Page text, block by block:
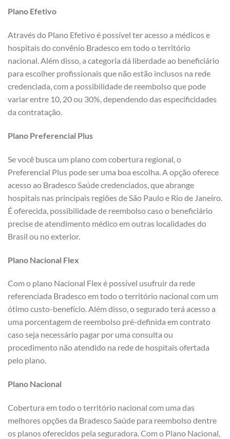
Plano Efetivo
Através do Plano Efetivo é possível ter acesso a médicos e
hospitais do convênio Bradesco em todo o território
nacional. Além disso, a categoria dá liberdade ao beneficiário
para escolher profissionais que não estão inclusos na rede
credenciada, com a possibilidade de reembolso que pode
variar entre 10, 20 ou 30%, dependendo das especificidades
da contratação.
Plano Preferencial Plus
Se você busca um plano com cobertura regional, o
Preferencial Plus pode ser uma boa escolha. A opção oferece
acesso ao Bradesco Saúde credenciados, que abrange
hospitais nas principais regiões de São Paulo e Rio de Janeiro.
É oferecida, possibilidade de reembolso caso o beneficiário
precise de atendimento médico em outras localidades do
Brasil ou no exterior.
Plano Nacional Flex
Com o plano Nacional Flex é possível usufruir da rede
referenciada Bradesco em todo o território nacional com um
ótimo custo-benefício. Além disso, o segurado terá acesso a
uma porcentagem de reembolso pré-definida em contrato
caso seja necessário pagar por uma consulta ou
procedimento não atendido na rede de hospitais ofertada
pelo plano.
Plano Nacional
Cobertura em todo o território nacional com uma das
melhores opções da Bradesco Saúde para reembolso dentre
os planos oferecidos pela seguradora. Com o Plano Nacional,